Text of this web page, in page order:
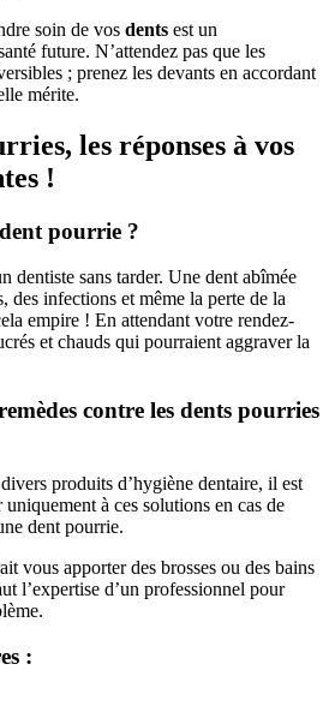
soin de vos dents est un
future. N’attendez pas que les
; prenez les devants en accordant
mérite.
les réponses à vos
!
pourrie ?
dentiste sans tarder. Une dent abîmée
des infections et même la perte de la
empire ! En attendant votre rendez-
et chauds qui pourraient aggraver la
contre les dents pourries
produits d’hygiène dentaire, il est
à ces solutions en cas de
dent pourrie.
vous apporter des brosses ou des bains
l’expertise d’un professionnel pour
: